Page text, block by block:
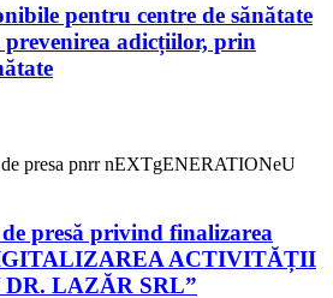
pentru centre de sănătate
adicțiilor, prin
presă privind finalizarea
ACTIVITĂȚII
LAZĂR SRL”